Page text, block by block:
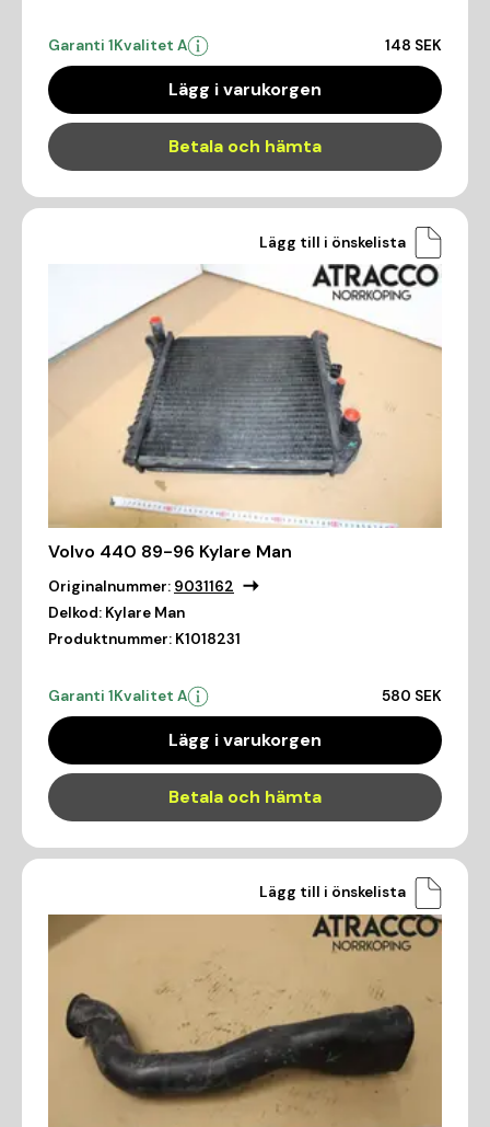
Garanti 1Kvalitet A 148 SEK
Lägg i varukorgen
Betala och hämta
Lägg till i önskelista
Volvo 440 89-96 Kylare Man
Originalnummer: 9031162
Delkod: Kylare Man
Produktnummer: K1018231
Garanti 1Kvalitet A 580 SEK
Lägg i varukorgen
Betala och hämta
Lägg till i önskelista